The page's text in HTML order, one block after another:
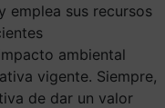
emplea sus recursos
ambiental
vigente. Siempre,
de dar un valor